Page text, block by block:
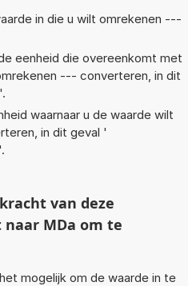
in die u wilt omrekenen ---
eenheid die overeenkomt met
--- converteren, in dit
waarnaar u de waarde wilt
in dit geval '
van deze
MDa om te
mogelijk om de waarde in te